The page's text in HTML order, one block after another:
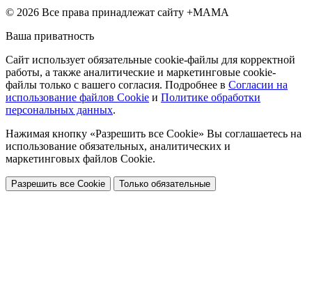
© 2026 Все права принадлежат сайту +МАМА
Ваша приватность
Сайт использует обязательные cookie-файлы для корректной
работы, а также аналитические и маркетинговые cookie-
файлы только с вашего согласия. Подробнее в Согласии на
использование файлов Cookie и Политике обработки
персональных данных.
Нажимая кнопку «Разрешить все Cookie» Вы соглашаетесь на
использование обязательных, аналитических и
маркетинговых файлов Cookie.
Разрешить все Cookie Только обязательные